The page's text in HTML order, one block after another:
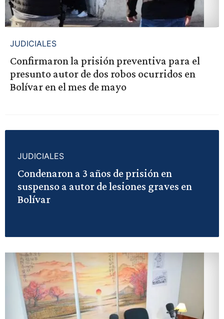
JUDICIALES
Confirmaron la prisión preventiva para el
presunto autor de dos robos ocurridos en
Bolívar en el mes de mayo
JUDICIALES
Condenaron a 3 años de prisión en
suspenso a autor de lesiones graves en
Bolívar